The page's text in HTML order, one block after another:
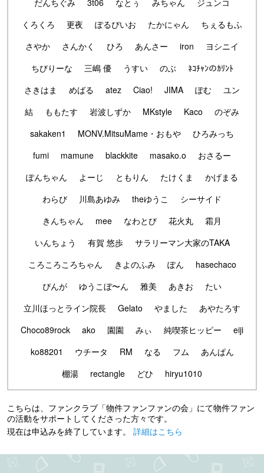
だんちぐみ
3t06 なとぅ みちゃん
ジュンコ
くろくろ
更夜 ぽるぴいお たかにゃん
ちぇるもふ
さやか
さんかく ひろ あんさー iron
ヨシニイ
ちびりーな
三嶋 優 うすい のぶ
ﾈｺﾁｬﾝのｶﾘﾝﾄ
さきはま
めばる atez Ciao! JIMA ぽむ
ユン
結
ももたす 岩波しずか MKstyle Kaco
のぞみ
sakaken1
MONV.MitsuMame・おもや
ひろみっち
fumi
mamune blackkite masako.o
おさるー
ぽんちゃん
よーじ ともりん たけくま
かげまる
わらび
川島あゆみ theゆうこ
シーサイド
きんちゃん
mee なわとび 花火丸
霜月
いんちょう
有賀 悠歩
サラリーマン大家のTAKA
ころころころちゃん
きよのふみ ぽん
hasechaco
ぴんが
ゆうこぼ〜ん 雅美 あきお
たい
立川ほっとライン院長
Gelato やました
あやたろす
Choco89rock
ako 園園 みぃ 純喫茶ヒッピー
eiji
ko88201
ウチータ RM なる フム
あんぱん
棚湯
rectangle どひ hiryu1010
こちらは、ファンクラブ「物件ファンファンの会」にて物件ファン
の活動をサポートしてくださった方々です。
現在は申込みを終了しています。 詳細はこちら